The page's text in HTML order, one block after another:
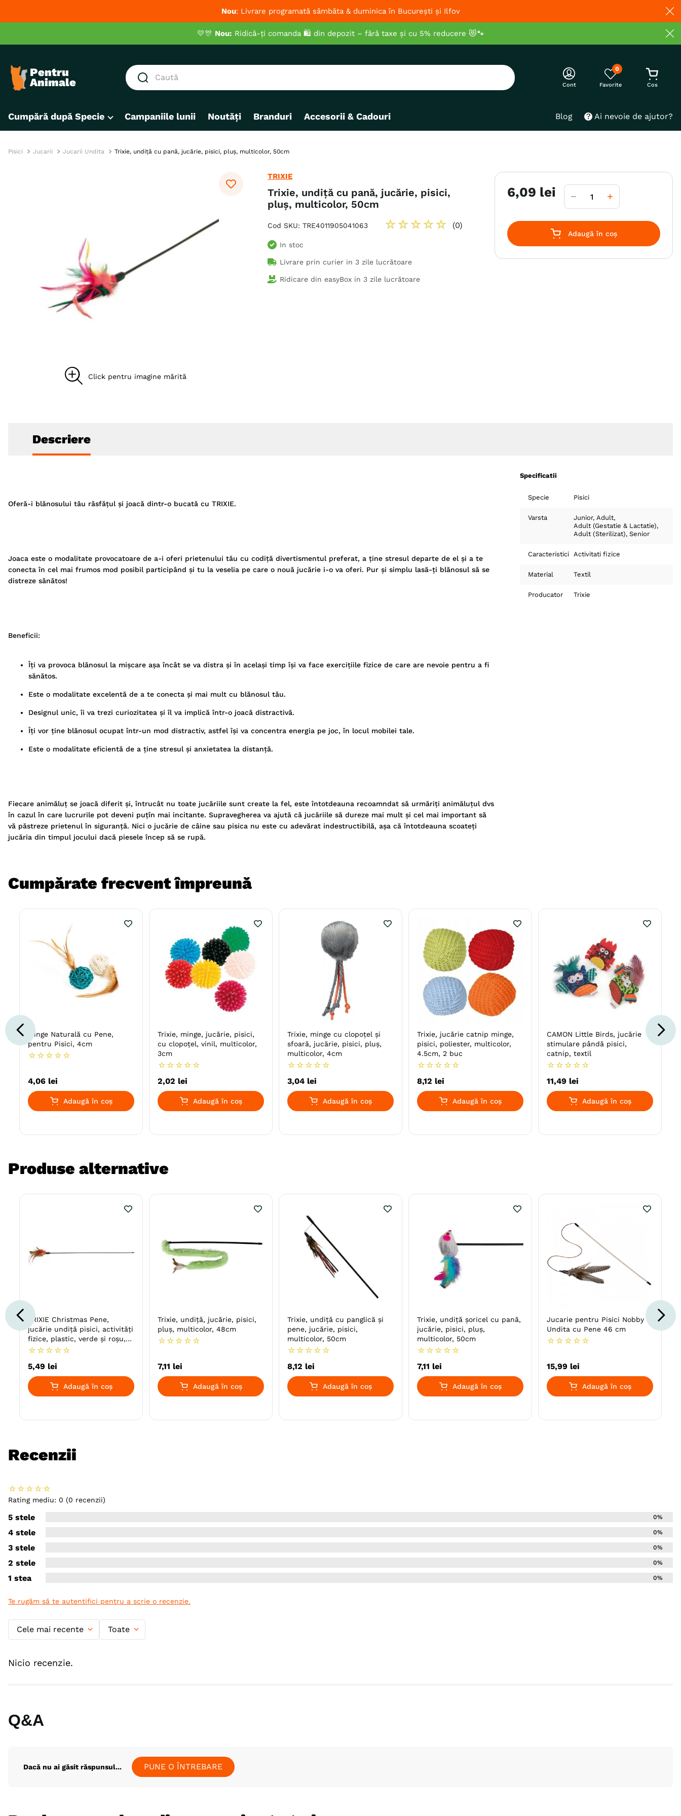
Nou: Livrare programată sâmbăta & duminica în București și Ilfov
💛🎊 Nou: Ridică-ți comanda 🛍️ din depozit – fără taxe și cu 5% reducere 😻🐾
Caută
1. hrana umeda pisici
3. hrana uscata pisici
brit caini
Cont
0
Cumpără după Specie Campaniile lunii Noutăți Branduri Accesorii & Cadouri Blog Ai nevoie de ajutor?
Pisici Jucarii Jucarii Undita Trixie, undiță cu pană, jucărie, pisici, pluș, multicolor, 50cm
TRIXIE
Trixie, undiță cu pană, jucărie, pisici,
pluș, multicolor, 50cm
Cod SKU: TRE4011905041063 ☆☆☆☆☆ (0)
In stoc
Livrare prin curier in 3 zile lucrătoare
Ridicare din easyBox in 3 zile lucrătoare
6,09 lei
Adaugă în coș
Descriere
Oferă-i blănosului tău răsfățul și joacă dintr-o bucată cu TRIXIE.
Joaca este o modalitate provocatoare de a-i oferi prietenului tău cu codiță divertismentul preferat, a ține stresul departe de el și a te
conecta în cel mai frumos mod posibil participând și tu la veselia pe care o nouă jucărie i-o va oferi. Pur și simplu lasă-ți blănosul să se
distreze sănătos!
Beneficii:
Îți va provoca blănosul la mișcare așa încât se va distra și în același timp își va face exercițiile fizice de care are nevoie pentru a fi
sănătos.
Este o modalitate excelentă de a te conecta și mai mult cu blănosul tău.
Designul unic, îi va trezi curiozitatea și îl va implică într-o joacă distractivă.
Îți vor ține blănosul ocupat într-un mod distractiv, astfel își va concentra energia pe joc, în locul mobilei tale.
Este o modalitate eficientă de a ține stresul și anxietatea la distanță.
Fiecare animăluț se joacă diferit și, întrucât nu toate jucăriile sunt create la fel, este întotdeauna recoamndat să urmăriți animăluțul dvs
în cazul în care lucrurile pot deveni puțîn mai incitante. Supravegherea va ajută că jucăriile să dureze mai mult și cel mai important să
vă păstreze prietenul în siguranță. Nici o jucărie de câine sau pisica nu este cu adevărat indestructibilă, așa că întotdeauna scoateți
jucăria din timpul jocului dacă piesele încep să se rupă.
Specificatii
Specie Pisici
Varsta Junior Adult
Adult (Gestatie & Lactatie)
Adult (Sterilizat) Senior
Caracteristici Activitati fizice
Material Textil
Producator Trixie
Cumpărate frecvent împreună
Minge Naturală cu Pene,
pentru Pisici, 4cm
☆ ☆ ☆ ☆ ☆
4,06 lei
Adaugă în coș
Trixie, minge, jucărie, pisici,
cu clopoțel, vinil, multicolor,
3cm
☆ ☆ ☆ ☆ ☆
2,02 lei
Adaugă în coș
Trixie, minge cu clopoțel și
sfoară, jucărie, pisici, pluș,
multicolor, 4cm
☆ ☆ ☆ ☆ ☆
3,04 lei
Adaugă în coș
Trixie, jucărie catnip minge,
pisici, poliester, multicolor,
4.5cm, 2 buc
☆ ☆ ☆ ☆ ☆
8,12 lei
Adaugă în coș
CAMON Little Birds, jucărie
stimulare pândă pisici,
catnip, textil
☆ ☆ ☆ ☆ ☆
11,49 lei
Adaugă în coș
Produse alternative
TRIXIE Christmas Pene,
jucărie undiță pisici, activități
fizice, plastic, verde și roșu,
50cm
☆ ☆ ☆ ☆ ☆
5,49 lei
Adaugă în coș
Trixie, undiță, jucărie, pisici,
pluș, multicolor, 48cm
☆ ☆ ☆ ☆ ☆
7,11 lei
Adaugă în coș
Trixie, undiță cu panglică și
pene, jucărie, pisici,
multicolor, 50cm
☆ ☆ ☆ ☆ ☆
8,12 lei
Adaugă în coș
Trixie, undiță șoricel cu pană,
jucărie, pisici, pluș,
multicolor, 50cm
☆ ☆ ☆ ☆ ☆
7,11 lei
Adaugă în coș
Jucarie pentru Pisici Nobby
Undita cu Pene 46 cm
☆ ☆ ☆ ☆ ☆
15,99 lei
Adaugă în coș
Recenzii
☆ ☆ ☆ ☆ ☆
Rating mediu: 0 (0 recenzii)
5 stele 0%
4 stele 0%
3 stele 0%
2 stele 0%
1 stea 0%
Te rugăm să te autentifici pentru a scrie o recenzie.
Cele mai recente Toate
Nicio recenzie.
Q&A
Dacă nu ai găsit răspunsul... PUNE O ÎNTREBARE